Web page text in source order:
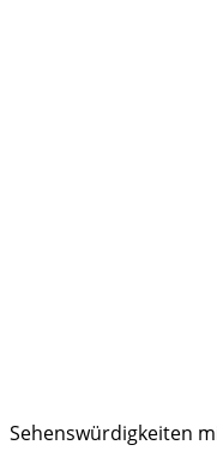
Sehenswürdigkeiten